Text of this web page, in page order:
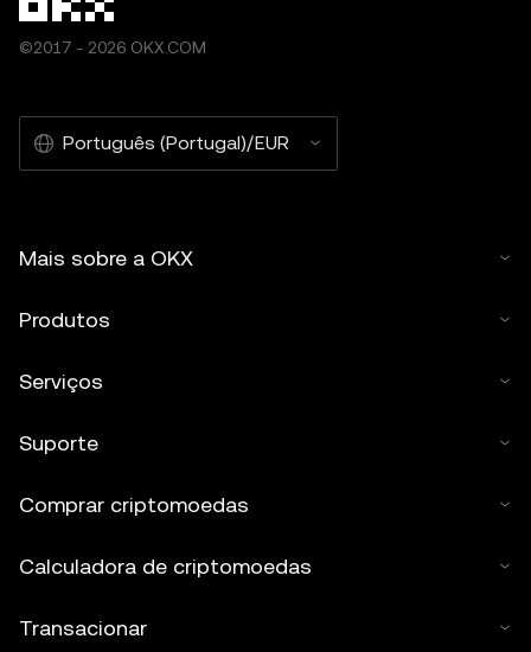
©2017 - 2026 OKX.COM
Português (Portugal)/EUR
Mais sobre a OKX
Produtos
Serviços
Suporte
Comprar criptomoedas
Calculadora de criptomoedas
Transacionar